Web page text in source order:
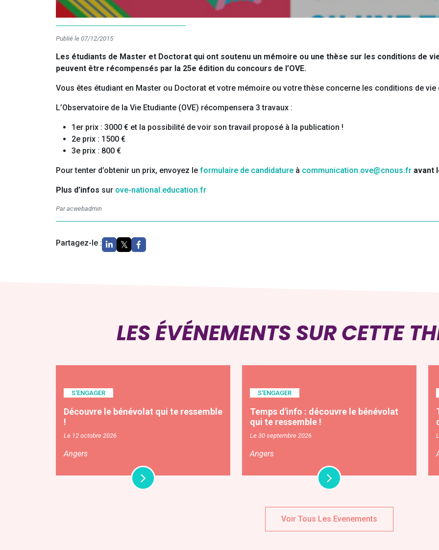
Publié le 07/12/2015
Les étudiants de Master et Doctorat qui ont soutenu un mémoire ou une thèse sur les conditions de
peuvent être récompensés par la 25e édition du concours de l’OVE.
Vous êtes étudiant en Master ou Doctorat et votre mémoire ou votre thèse concerne les conditions de vie
L’Observatoire de la Vie Etudiante (OVE) récompensera 3 travaux :
1er prix : 3000 € et la possibilité de voir son travail proposé à la publication !
2e prix : 1500 €
3e prix : 800 €
Pour tenter d’obtenir un prix, envoyez le formulaire de candidature à communication.ove@cnous.fr avant
Plus d’infos sur ove-national.education.fr
Par acwebadmin
Partagez-le :
LES ÉVÉNEMENTS SUR CETTE
S'ENGAGER
Découvre le bénévolat qui te ressemble
!
Le 12 octobre 2026
Angers
S'ENGAGER
Temps d'info : découvre le bénévolat
qui te ressemble !
Le 30 septembre 2026
Angers
Voir Tous Les Evenements